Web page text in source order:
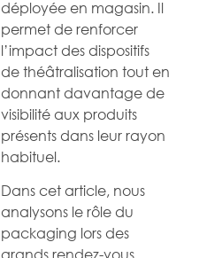
déployée en magasin. Il
permet de renforcer
l’impact des dispositifs
de théâtralisation tout en
donnant davantage de
visibilité aux produits
présents dans leur rayon
habituel.
Dans cet article, nous
analysons le rôle du
packaging lors des
grands rendez-vous